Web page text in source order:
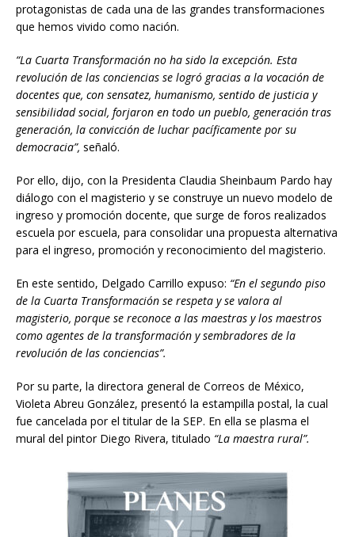
protagonistas de cada una de las grandes transformaciones
que hemos vivido como nación.
“La Cuarta Transformación no ha sido la excepción. Esta
revolución de las conciencias se logró gracias a la vocación de
docentes que, con sensatez, humanismo, sentido de justicia y
sensibilidad social, forjaron en todo un pueblo, generación tras
generación, la convicción de luchar pacíficamente por su
democracia”, señaló.
Por ello, dijo, con la Presidenta Claudia Sheinbaum Pardo hay
diálogo con el magisterio y se construye un nuevo modelo de
ingreso y promoción docente, que surge de foros realizados
escuela por escuela, para consolidar una propuesta alternativa
para el ingreso, promoción y reconocimiento del magisterio.
En este sentido, Delgado Carrillo expuso: “En el segundo piso
de la Cuarta Transformación se respeta y se valora al
magisterio, porque se reconoce a las maestras y los maestros
como agentes de la transformación y sembradores de la
revolución de las conciencias”.
Por su parte, la directora general de Correos de México,
Violeta Abreu González, presentó la estampilla postal, la cual
fue cancelada por el titular de la SEP. En ella se plasma el
mural del pintor Diego Rivera, titulado “La maestra rural”.